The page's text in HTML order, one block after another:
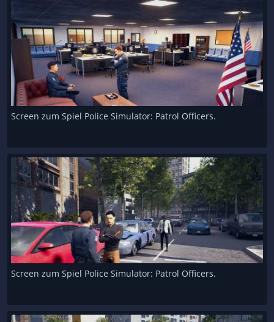
Screen zum Spiel Police Simulator: Patrol Officers.
Screen zum Spiel Police Simulator: Patrol Officers.